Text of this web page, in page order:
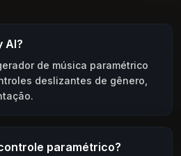
AI?
de música paramétrico
deslizantes de gênero,
paramétrico?